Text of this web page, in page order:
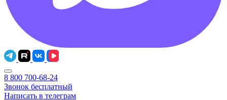
8 800 700-68-24
Звонок бесплатный
Написать в телеграм